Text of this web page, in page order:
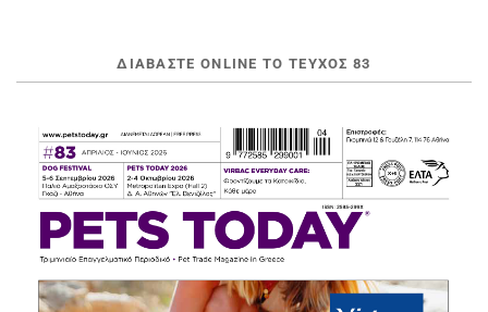
ΔΙΑΒΆΣΤΕ ONLINE ΤΟ ΤΕΎΧΟΣ 83